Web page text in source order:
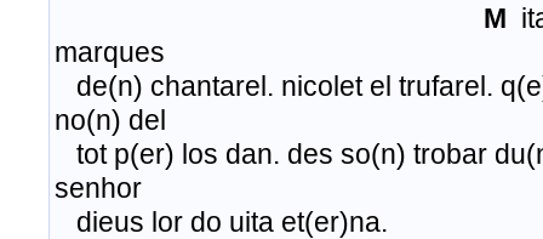
M
marques
de(n) chantarel. nicolet el trufarel.
no(n) del
tot p(er) los dan. des so(n) trobar
senhor
dieus lor do uita et(er)na.